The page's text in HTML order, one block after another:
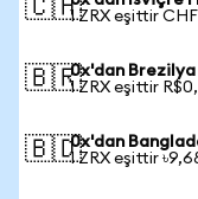
🇨🇭1 ZRX eşittir
🇧🇷0x'dan Brezilya
1 ZRX eşittir
🇧🇩0x'dan
1 ZRX eşittir